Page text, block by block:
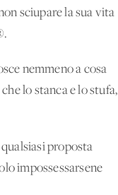
sciupare la sua vita
nemmeno a cosa
lo stanca e lo stufa,
proposta
impossessarsene